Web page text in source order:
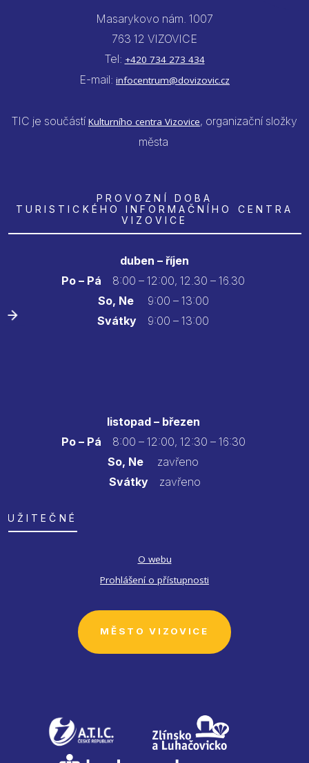
Masarykovo nám. 1007
763 12 VIZOVICE
Tel: +420 734 273 434
E-mail: infocentrum@dovizovic.cz
TIC je součástí Kulturního centra Vizovice, organizační složky
města
PROVOZNÍ DOBA
TURISTICKÉHO INFORMAČNÍHO CENTRA
VIZOVICE
duben – říjen
Po – Pá
8:00 – 12:00, 12.30 – 16.30
So, Ne9:00 – 13:00
Svátky 9:00 – 13:00
listopad – březen
Po – Pá 8:00 – 12:00, 12:30 – 16:30
So, Ne zavřeno
Svátkyzavřeno
UŽITEČNÉ
O webu
Prohlášení o přístupnosti
MĚSTO VIZOVICE